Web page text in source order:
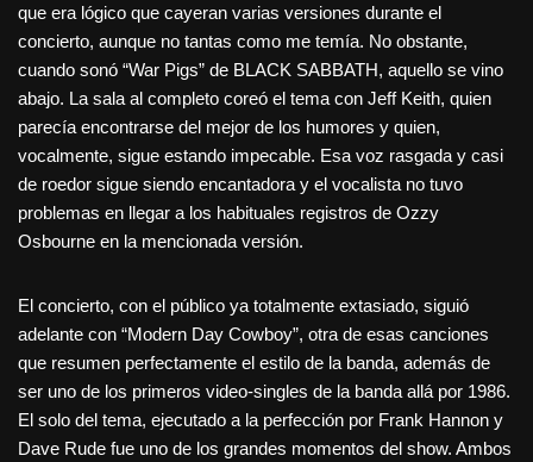
que era lógico que cayeran varias versiones durante el
concierto, aunque no tantas como me temía. No obstante,
cuando sonó “War Pigs” de BLACK SABBATH, aquello se vino
abajo. La sala al completo coreó el tema con Jeff Keith, quien
parecía encontrarse del mejor de los humores y quien,
vocalmente, sigue estando impecable. Esa voz rasgada y casi
de roedor sigue siendo encantadora y el vocalista no tuvo
problemas en llegar a los habituales registros de Ozzy
Osbourne en la mencionada versión.
El concierto, con el público ya totalmente extasiado, siguió
adelante con “Modern Day Cowboy”, otra de esas canciones
que resumen perfectamente el estilo de la banda, además de
ser uno de los primeros video-singles de la banda allá por 1986.
El solo del tema, ejecutado a la perfección por Frank Hannon y
Dave Rude fue uno de los grandes momentos del show. Ambos